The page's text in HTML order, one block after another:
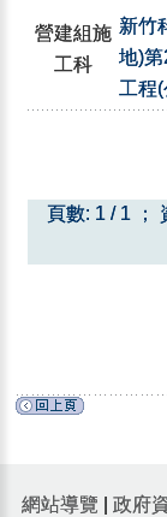
營建組施
工科
新竹
地)
工程
頁數: 1 / 1 ；
網站導覽 政府